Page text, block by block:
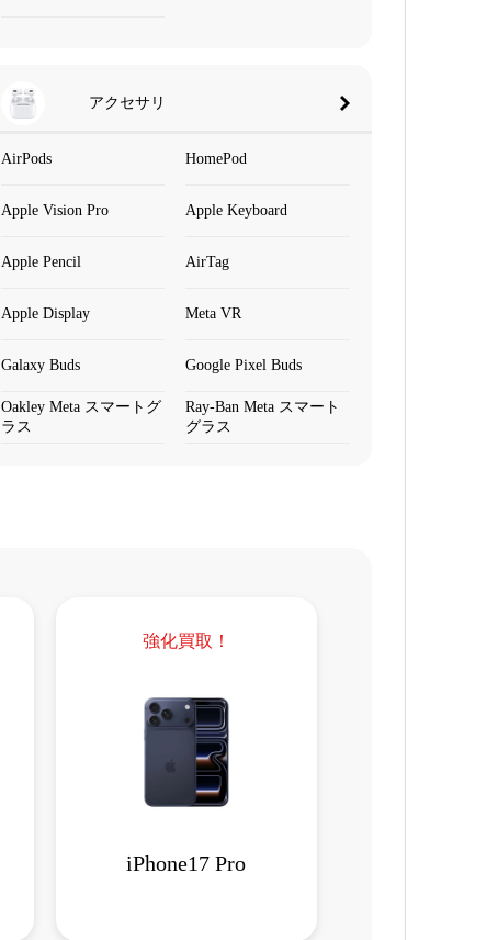
アクセサリ
AirPods HomePod
Apple Vision Pro Apple Keyboard
Apple Pencil AirTag
Apple Display Meta VR
Galaxy Buds Google Pixel Buds
Oakley Meta スマートグ
ラス
Ray-Ban Meta スマート
グラス
強化買取！
iPhone17 Pro